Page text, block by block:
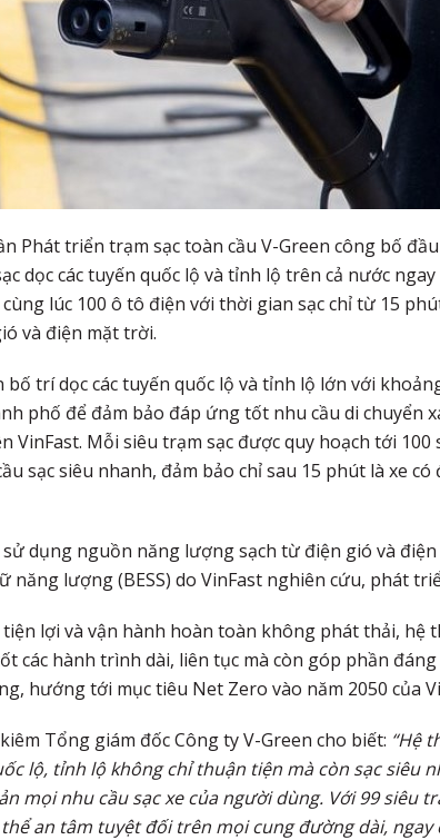
Phát triển trạm sạc toàn cầu V-Green công bố
dọc các tuyến quốc lộ và tỉnh lộ trên cả nước
lúc 100 ô tô điện với thời gian sạc chỉ từ 15
và điện mặt trời.
bố trí dọc các tuyến quốc lộ và tỉnh lộ lớn với
phố để đảm bảo đáp ứng tốt nhu cầu di chuyển
VinFast. Mỗi siêu trạm sạc được quy hoạch tới 100
sạc siêu nhanh, đảm bảo chỉ sau 15 phút là xe
sử dụng nguồn năng lượng sạch từ điện gió và
lượng (BESS) do VinFast nghiên cứu, phát
lợi và vận hành hoàn toàn không phát thải, hệ
các hành trình dài, liên tục mà còn góp phần đáng
hướng tới mục tiêu Net Zero vào năm 2050 của
Tổng giám đốc Công ty V-Green cho biết: “Hệ
lộ, tỉnh lộ không chỉ thuận tiện mà còn sạc siêu
mọi nhu cầu sạc xe của người dùng. Với 99 siêu
an tâm tuyệt đối trên mọi cung đường dài,